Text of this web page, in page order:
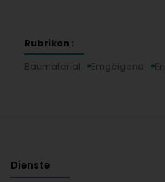
Rubriken :
Baumaterial
Emgéigend
Dienste